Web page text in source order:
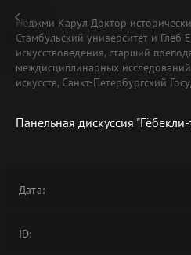
В АРХИВЕ
Неджми Карул Доктор
Стамбульский университет и Глеб
искусствоведения, старший
междисциплинарных
искусств, Санкт-Петербургский
Панельная дискуссия
Дата:
ID: